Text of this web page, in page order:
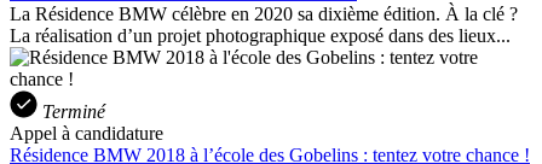
La Résidence BMW célèbre en 2020 sa dixième édition. À la clé ?
La réalisation d’un projet photographique exposé dans des lieux...
Terminé
Appel à candidature
Résidence BMW 2018 à l’école des Gobelins : tentez votre chance !